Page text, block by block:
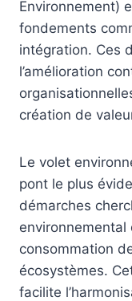
Environnement)
fondements
intégration. Ces
l’amélioration
création de
Le volet
pont le plus
démarches
consommation
écosystèmes.
facilite